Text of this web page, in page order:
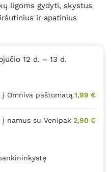
ligoms gydyti, skystus
ir apatinius
12 d. – 13 d.
į Omniva paštomatą 1,99 €
namus su Venipak 2,90 €